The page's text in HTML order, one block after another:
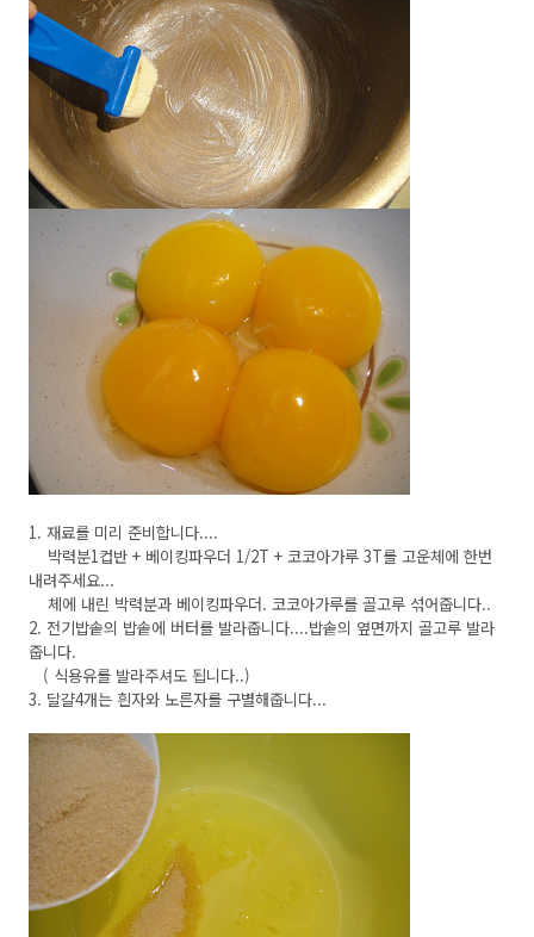
1. 재료를 미리 준비합니다....
박력분1컵반 + 베이킹파우더 1/2T + 코코아가루 3T를 고운체에 한번
내려주세요...
체에 내린 박력분과 베이킹파우더. 코코아가루를 골고루 섞어줍니다..
2. 전기밥솥의 밥솥에 버터를 발라줍니다....밥솥의 옆면까지 골고루 발라
줍니다.
( 식용유를 발라주셔도 됩니다..)
3. 달걀4개는 흰자와 노른자를 구별해줍니다...